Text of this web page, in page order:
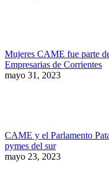
Mujeres CAME fue parte
Empresarias de Corrientes
mayo 31, 2023
CAME y el Parlamento
pymes del sur
mayo 23, 2023